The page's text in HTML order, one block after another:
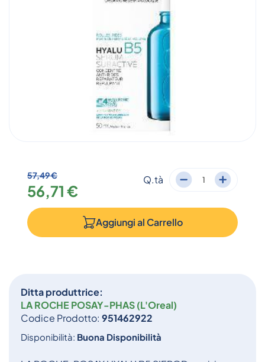
Ditta produttrice:
LA ROCHE POSAY-PHAS (L'Oreal)
Codice Prodotto: 951462922
Disponibilità: Buona Disponibilità
57,49 €
56,71 €
Q.tà
Aggiungi al Carrello